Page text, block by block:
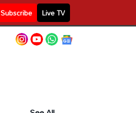
Subscribe
Live TV